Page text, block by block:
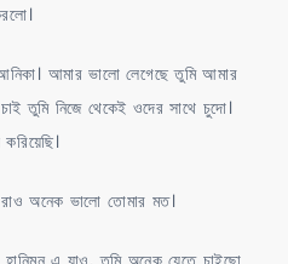
আমার ভালো লেগেছে তুমি আমার
তুমি নিজে থেকেই ওদের সাথে চুদো।
অনেক ভালো তোমার মত।